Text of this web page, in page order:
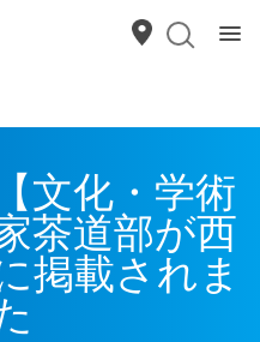
文化・学術
茶道部が西
掲載されま